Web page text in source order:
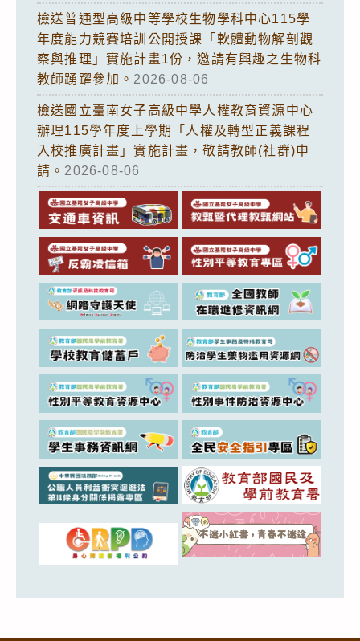
檢送普通型高級中等學校生物學科中心115學
年度能力競賽培訓公開授課「軟體動物解剖觀
察與推理」實施計畫1份，邀請有興趣之生物科
教師踴躍參加。 2026-08-06
檢送國立臺南女子高級中學人權教育資源中心
辦理115學年度上學期「人權及轉型正義課程
入校推廣計畫」實施計畫，敬請教師(社群)申
請。 2026-08-06